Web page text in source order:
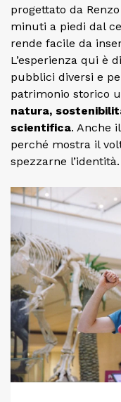
progettato da
minuti a piedi dal
rende facile da
L’esperienza qui è
pubblici diversi e
patrimonio storico
natura,
scientifica. Anche
perché mostra il
spezzarne l’identità.